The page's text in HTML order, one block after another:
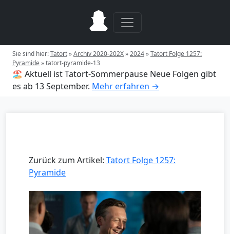
Sie sind hier:Tatort»Archiv 2020-202X»2024»Tatort Folge 1257:
Pyramide»tatort-pyramide-13
🏖️ Aktuell ist Tatort-Sommerpause Neue Folgen gibt
es ab 13 September. Mehr erfahren →
Zurück zum Artikel: Tatort Folge 1257:
Pyramide